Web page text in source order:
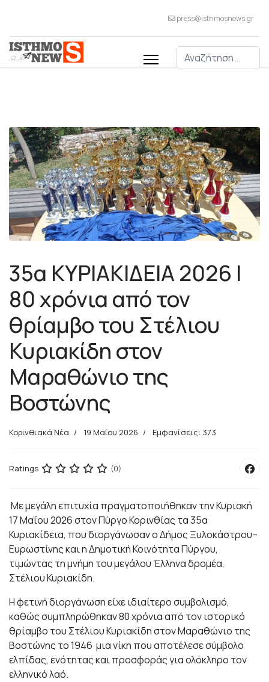
press@isthmosnews.gr
Αναζήτηση
35α ΚΥΡΙΑΚΙΔΕΙΑ 2026 |
80 χρόνια από τον
θρίαμβο του Στέλιου
Κυριακίδη στον
Μαραθώνιο της
Βοστώνης
Κορινθιακά Νέα 19 Μαΐου 2026 Εμφανίσεις: 373
Ratings (0)
Με μεγάλη επιτυχία πραγματοποιήθηκαν την Κυριακή
17 Μαΐου 2026 στον Πύργο Κορινθίας τα 35α
Κυριακίδεια, που διοργάνωσαν ο Δήμος Ξυλοκάστρου–
Ευρωστίνης και η Δημοτική Κοινότητα Πύργου,
τιμώντας τη μνήμη του μεγάλου Έλληνα δρομέα,
Στέλιου Κυριακίδη.
Η φετινή διοργάνωση είχε ιδιαίτερο συμβολισμό,
καθώς συμπληρώθηκαν 80 χρόνια από τον ιστορικό
θρίαμβο του Στέλιου Κυριακίδη στον Μαραθώνιο της
Βοστώνης το 1946 μια νίκη που αποτέλεσε σύμβολο
ελπίδας, ενότητας και προσφοράς για ολόκληρο τον
ελληνικό λαό.